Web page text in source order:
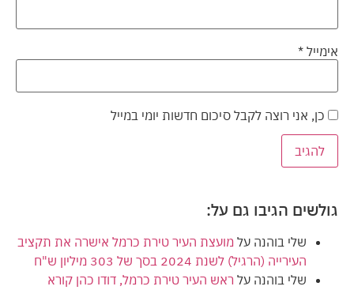
אימייל *
כן, אני רוצה לקבל סיכום חדשות יומי במייל
גולשים הגיבו גם על:
שלי בוהנה על מועצת העיר טירת כרמל אישרה את תקציב
העירייה (הרגיל) לשנת 2024 בסך של 303 מיליון ש"ח
שלי בוהנה על ראש העיר טירת כרמל, דודו כהן קורא